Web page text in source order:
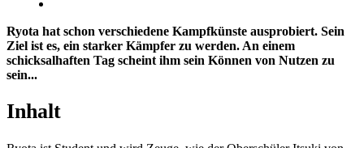
Ryota hat schon verschiedene Kampfkünste ausprobiert. Sein
Ziel ist es, ein starker Kämpfer zu werden. An einem
schicksalhaften Tag scheint ihm sein Können von Nutzen zu
sein...
Inhalt